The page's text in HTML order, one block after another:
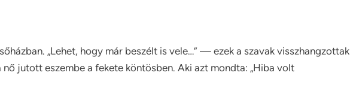
„Lehet, hogy már beszélt is vele…” — ezek a szavak visszhangzottak
nő jutott eszembe a fekete köntösben. Aki azt mondta: „Hiba volt